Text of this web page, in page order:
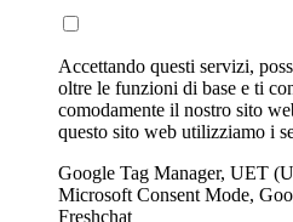
Accettando questi servizi,
oltre le funzioni di base e ti
comodamente il nostro sito
questo sito web utilizziamo i
Google Tag Manager, UET
Microsoft Consent Mode,
Freshchat